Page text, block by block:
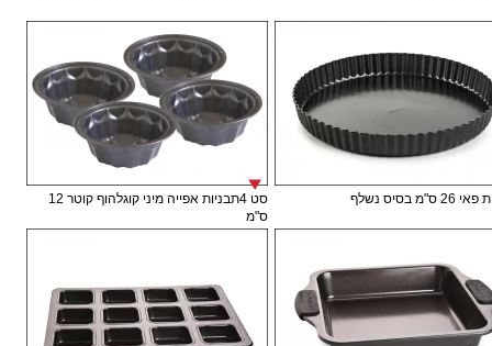
בסיס נשלף
סט 4תבניות אפייה מיני קוגלהוף קוטר 12
ס"מ